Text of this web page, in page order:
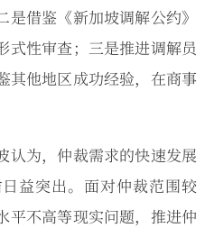
借鉴《新加坡调解公约》
式性审查；三是推进调解员
其他地区成功经验，在商事
认为，仲裁需求的快速发展
益突出。面对仲裁范围较
平不高等现实问题，推进仲